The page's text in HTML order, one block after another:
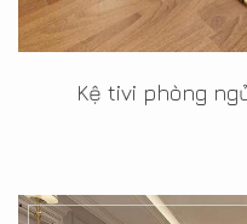
Kệ tivi phòng